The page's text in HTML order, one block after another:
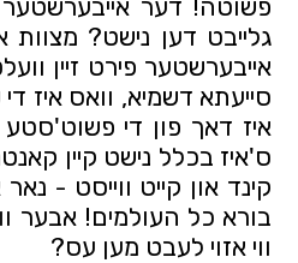
פשוטה! דער אייבערשטער
גלייבט דען נישט?
אייבערשטער פירט זיין
סייעתא דשמיא, וואס איז
איז דאך פון די פשוט'סטע
ס'איז בכלל נישט קיין
קינד און קייט ווייסט -
בורא כל העולמים! אבער
ווי אזוי לעבט מען עס?